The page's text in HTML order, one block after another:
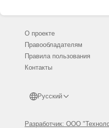
О проекте
Правообладателям
Правила пользования
Контакты
Русский
Разработчик: ООО